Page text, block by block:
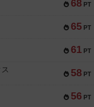
68 PT
65 PT
61 PT
58 PT
56 PT